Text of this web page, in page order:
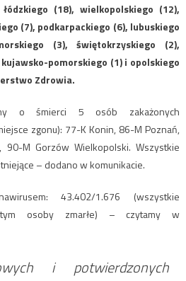
(18), wielkopolskiego (12),
(7), podkarpackiego (6), lubuskiego
(3), świętokrzyskiego (2),
pomorskiego (1) i opolskiego
Zdrowia.
o śmierci 5 osób zakażonych
zgonu): 77-K Konin, 86-M Poznań,
M Gorzów Wielkopolski. Wszystkie
– dodano w komunikacie.
43.402/1.676 (wszystkie
osoby zmarłe) – czytamy w
i potwierdzonych